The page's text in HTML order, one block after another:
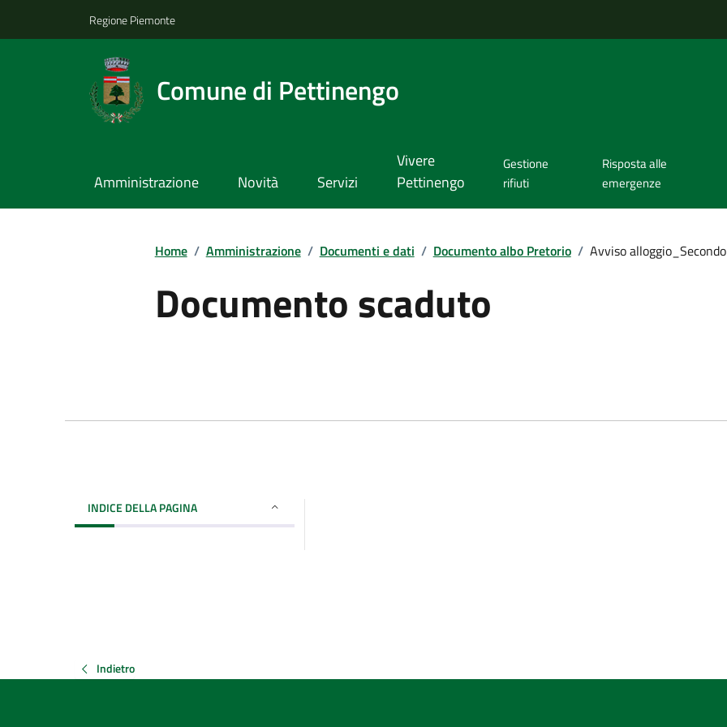
Regione Piemonte
Comune di Pettinengo
Amministrazione Novità Servizi
Vivere
Pettinengo
Gestione
rifiuti
Risposta alle
emergenze
Home / Amministrazione / Documenti e dati / Documento albo Pretorio / Avviso
Documento scaduto
INDICE DELLA PAGINA
Indietro